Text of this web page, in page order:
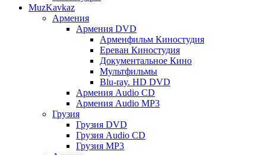
MuzKavkaz
Армения
Армения DVD
Арменфильм Киностудия
Ереван Киностудия
Документальное Кино
Мультфильмы
Blu-ray. HD DVD
Армения Audio CD
Армения Audio MP3
Грузия
Грузия DVD
Грузия Audio CD
Грузия MP3